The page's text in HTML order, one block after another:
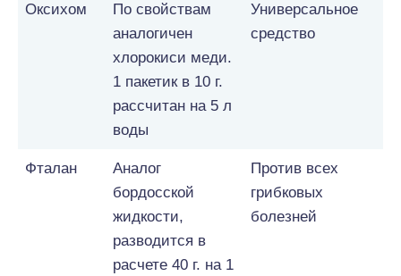
Оксихом
По свойствам
аналогичен
хлорокиси меди.
1 пакетик в 10 г.
рассчитан на 5 л
воды
Универсальное
средство
Фталан
Аналог
бордосской
жидкости,
разводится в
расчете 40 г. на 1
Против всех
грибковых
болезней